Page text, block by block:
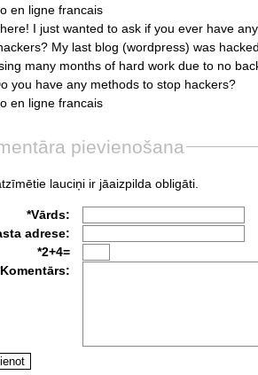
en ligne francais
I just wanted to ask if you ever have any
My last blog (wordpress) was hacked
many months of hard work due to no
you have any methods to stop hackers?
en ligne francais
pievienošana
lauciņi ir jāaizpilda obligāti.
*Vārds:
adrese:
*2+4=